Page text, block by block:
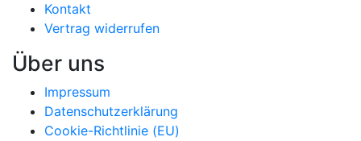
Kontakt
Vertrag widerrufen
Über uns
Impressum
Datenschutzerklärung
Cookie-Richtlinie (EU)